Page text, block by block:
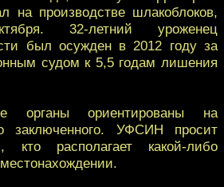
на производстве шлакоблоков,
32-летний уроженец
был осужден в 2012 году за
судом к 5,5 годам лишения
органы ориентированы на
заключенного. УФСИН просит
кто располагает какой-либо